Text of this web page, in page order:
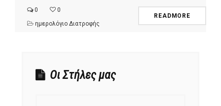
0
0
ημερολόγιο Διατροφής
READMORE
Οι Στήλες μας